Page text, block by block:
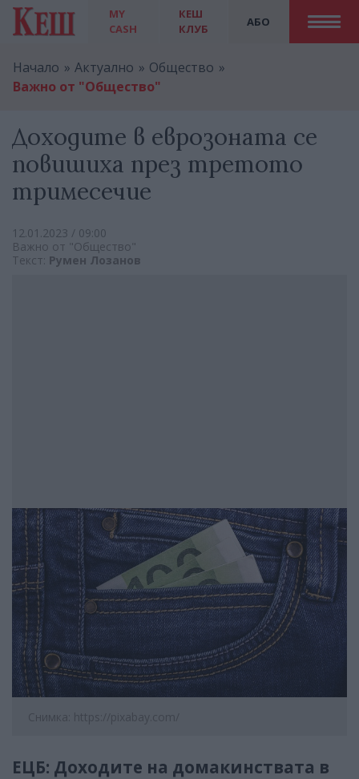
MY
CASH
АБО
КЕШ
КЛУБ
Начало Актуално
Общество
Важно от "Общество"
Доходите в еврозоната се
повишиха през третото
тримесечие
12.01.2023 / 09:00
Важно от "Общество"
Текст: Румен Лозанов
Снимка: https://pixabay.com/
ЕЦБ: Доходите на домакинствата в